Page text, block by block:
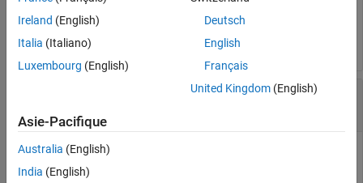
Tire data, specified as a tireDataobject or an array of
Output coordinate system
Output coordinate system, specified as either
"H". For more information, see
Ireland (English)
Italia (Italiano)
Luxembourg (English)
Deutsch
English
Français
United Kingdom(English)
Asie-Pacifique
Australia (English)
India (English)